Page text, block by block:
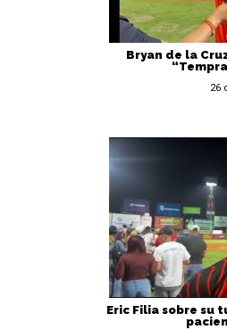
Bryan de la
26
Eric Filia sobre su